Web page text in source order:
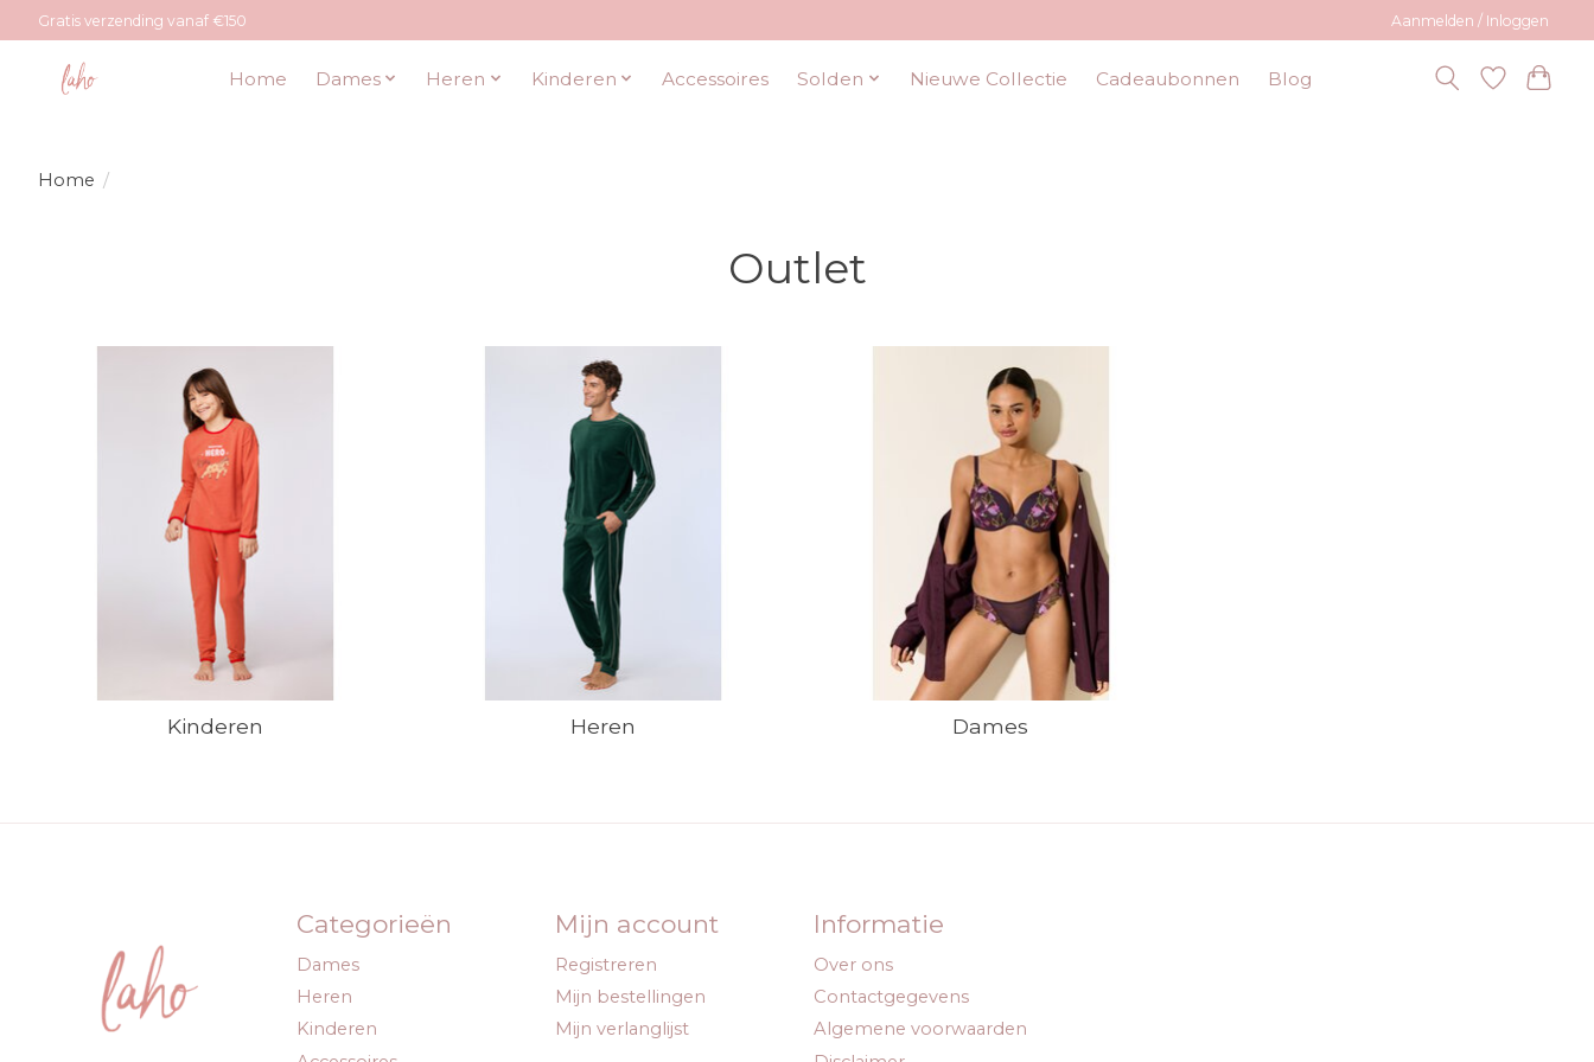
Gratis verzending vanaf €150 Aanmelden / Inloggen
Home Dames Heren Kinderen Accessoires Solden Nieuwe Collectie Cadeaubonnen Blog
Home /
Outlet
Kinderen Heren Dames
Categorieën
Dames
Heren
Kinderen
Mijn account
Registreren
Mijn bestellingen
Mijn verlanglijst
Informatie
Over ons
Contactgegevens
Algemene voorwaarden